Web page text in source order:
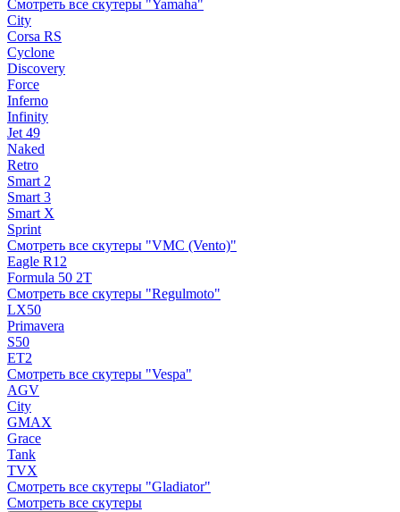
Смотреть все скутеры "Yamaha"
City
Corsa RS
Cyclone
Discovery
Force
Inferno
Infinity
Jet 49
Naked
Retro
Smart 2
Smart 3
Smart X
Sprint
Смотреть все скутеры "VMC (Vento)"
Eagle R12
Formula 50 2Т
Смотреть все скутеры "Regulmoto"
LX50
Primavera
S50
ET2
Смотреть все скутеры "Vespa"
AGV
City
GMAX
Grace
Tank
TVX
Смотреть все скутеры "Gladiator"
Смотреть все скутеры